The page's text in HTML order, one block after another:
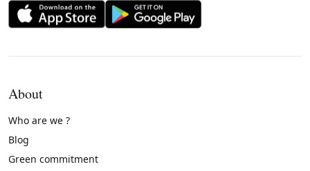
About
Who are we ?
Blog
Green commitment